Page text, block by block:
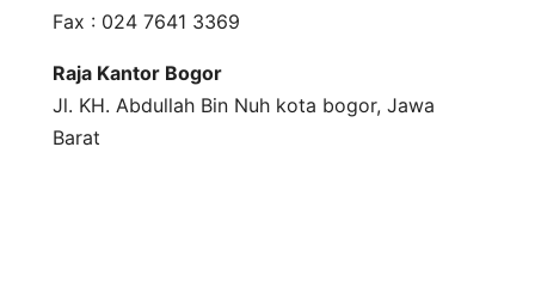
Fax : 024 7641 3369
Raja Kantor Bogor
Jl. KH. Abdullah Bin Nuh kota bogor, Jawa
Barat